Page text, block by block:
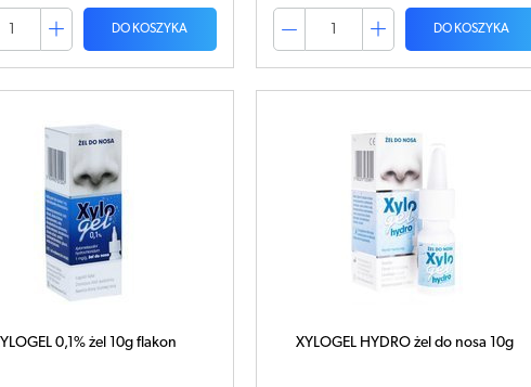
DO KOSZYKA DO KOSZYKA
0,1% żel 10g flakon XYLOGEL HYDRO żel do nosa 10g